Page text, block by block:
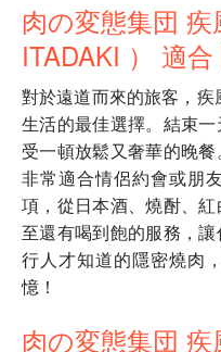
肉の変態集団
ITADAKI ） 適
對於遠道而來的旅客，
生活的最佳選擇。結束
受一頓放鬆又奢華的晚
非常適合情侶約會或朋
項，從日本酒、燒酎、
至還有喝到飽的服務，
行人才知道的隱密燒肉
憶！
肉の変態集団